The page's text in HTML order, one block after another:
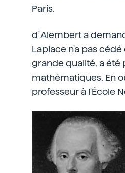
Paris.
d´Alembert a
Laplace n'a pas
grande qualité, a été
mathématiques. En
professeur à l'École